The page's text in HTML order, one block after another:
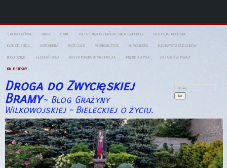
STRONA GŁÓWNA WIARA O MNIE OAZA / FRANCISZKAŃSKI ZAKON ŚWIECKICH/ REFLEKSJA I MODLITWA
IDZIE OD SERCA WSPOMNIENIA BOŻE CIAŁO W OBRONIE ŻYCIA KU WOLNOŚCI EUCHARYSTIA CUD CUDÓW
BOGU DZIĘKI SŁUCHAĆ BOGA NASZA POKORA NIE WYSTARCZA IMIĘ NIE DLA PSA ZASADY ŚW. PAWŁA
KIM JESTEŚMY
Droga do Zwycięskiej
Bramy~ Blog Grażyny
Wilkowojskiej – Bieleckiej o życiu.
Szukaj: